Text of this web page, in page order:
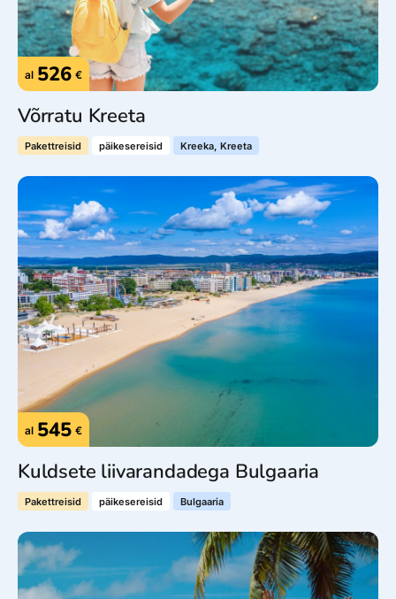
al 526 €
Võrratu Kreeta
Pakettreisid päikesereisid Kreeka, Kreeta
al 545 €
Kuldsete liivarandadega Bulgaaria
Pakettreisid päikesereisid Bulgaaria